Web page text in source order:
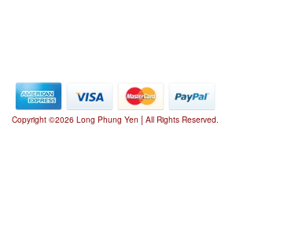
Copyright ©2026 Long Phung Yen | All Rights Reserved.